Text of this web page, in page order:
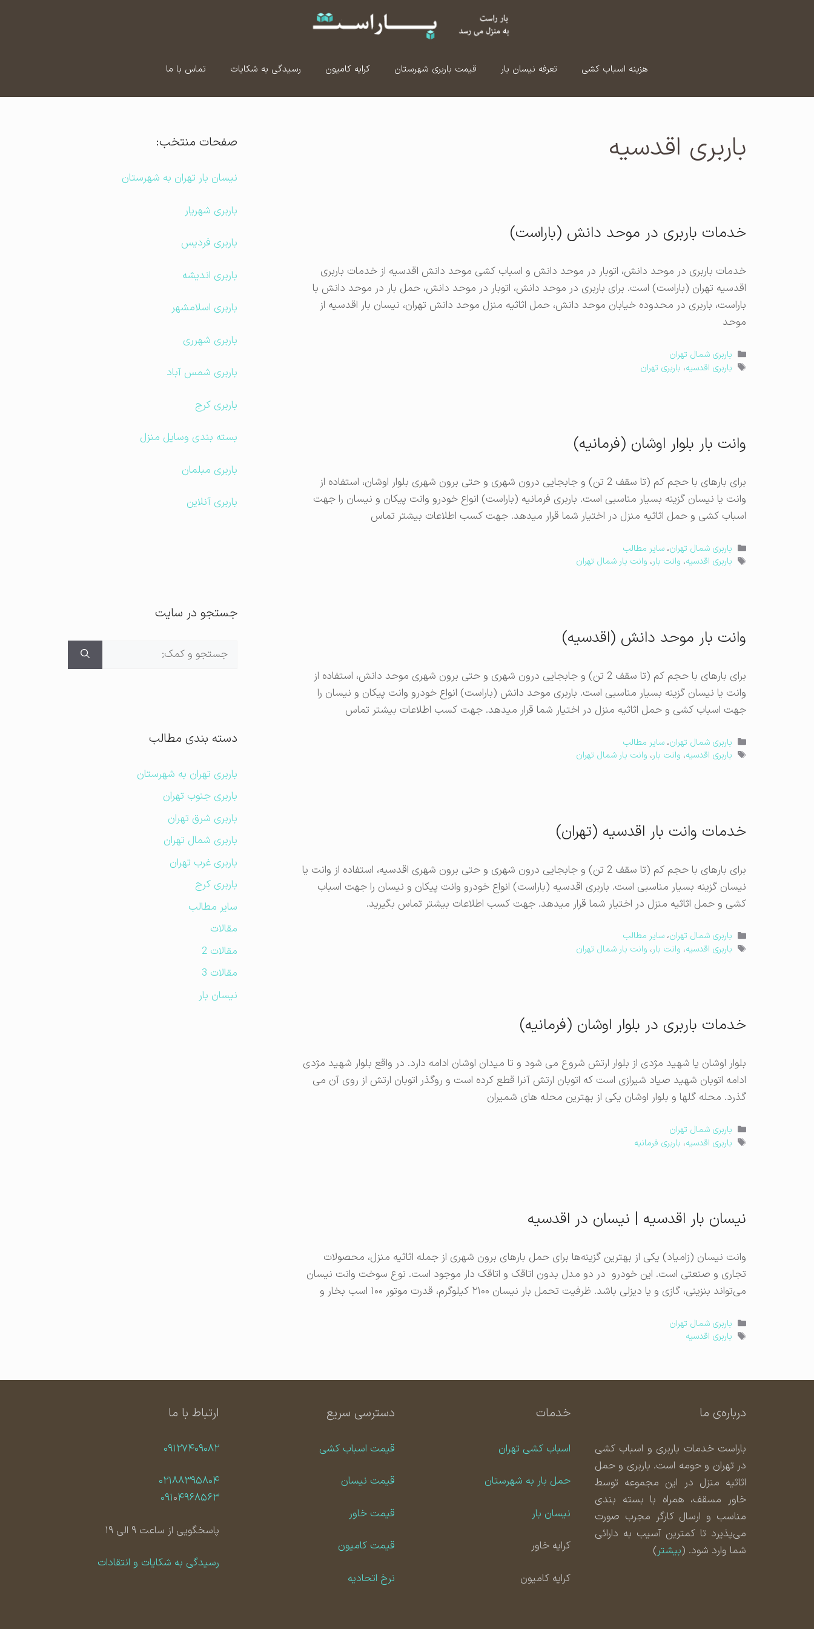
هزینه اسباب کشی تعرفه نیسان بار قیمت باربری شهرستان کرایه کامیون رسیدگی به شکایات تماس با ما
باربری اقدسیه
خدمات باربری در موحد دانش (باراست)
خدمات باربری در موحد دانش، اتوبار در موحد دانش و اسباب کشی موحد دانش اقدسیه از خدمات باربری
اقدسیه تهران (باراست) است. برای باربری در موحد دانش، اتوبار در موحد دانش، حمل بار در موحد دانش با
باراست، باربری در محدوده خیابان موحد دانش، حمل اثاثیه منزل موحد دانش تهران، نیسان بار اقدسیه از
موحد
دسته‌ها
باربری شمال تهران
برچسب‌ها
باربری اقدسیه، باربری تهران
وانت بار بلوار اوشان (فرمانیه)
برای بارهای با حجم کم (تا سقف 2 تن) و جابجایی درون شهری و حتی برون شهری بلوار اوشان، استفاده از
وانت یا نیسان گزینه بسیار مناسبی است. باربری فرمانیه (باراست) انواع خودرو وانت پیکان و نیسان را جهت
اسباب کشی و حمل اثاثیه منزل در اختیار شما قرار میدهد. جهت کسب اطلاعات بیشتر تماس
دسته‌ها
باربری شمال تهران،سایر مطالب
برچسب‌ها
باربری اقدسیه، وانت بار، وانت بار شمال تهران
وانت بار موحد دانش (اقدسیه)
برای بارهای با حجم کم (تا سقف 2 تن) و جابجایی درون شهری و حتی برون شهری موحد دانش، استفاده از
وانت یا نیسان گزینه بسیار مناسبی است. باربری موحد دانش (باراست) انواع خودرو وانت پیکان و نیسان را
جهت اسباب کشی و حمل اثاثیه منزل در اختیار شما قرار میدهد. جهت کسب اطلاعات بیشتر تماس
دسته‌ها
باربری شمال تهران،سایر مطالب
برچسب‌ها
باربری اقدسیه، وانت بار، وانت بار شمال تهران
خدمات وانت بار اقدسیه (تهران)
برای بارهای با حجم کم (تا سقف 2 تن) و جابجایی درون شهری و حتی برون شهری اقدسیه، استفاده از وانت یا
نیسان گزینه بسیار مناسبی است. باربری اقدسیه (باراست) انواع خودرو وانت پیکان و نیسان را جهت اسباب
کشی و حمل اثاثیه منزل در اختیار شما قرار میدهد. جهت کسب اطلاعات بیشتر تماس بگیرید.
دسته‌ها
باربری شمال تهران،سایر مطالب
برچسب‌ها
باربری اقدسیه، وانت بار، وانت بار شمال تهران
خدمات باربری در بلوار اوشان (فرمانیه)
بلوار اوشان یا شهید مژدی از بلوار ارتش شروع می شود و تا میدان اوشان ادامه دارد. در واقع بلوار شهید مژدی
ادامه اتوبان شهید صیاد شیرازی است که اتوبان ارتش آنرا قطع کرده است و روگذر اتوبان ارتش از روی آن می
گذرد. محله گلها و بلوار اوشان یکی از بهترین محله های شمیران
دسته‌ها
باربری شمال تهران
برچسب‌ها
باربری اقدسیه، باربری فرمانیه
نیسان بار اقدسیه | نیسان در اقدسیه
وانت نیسان (زامیاد) یکی از بهترین گزینه‌ها برای حمل بارهای برون شهری از جمله اثاثیه منزل، محصولات
تجاری و صنعتی است. این خودرو در دو مدل بدون اتاقک و اتاقک دار موجود است. نوع سوخت وانت نیسان
می‌تواند بنزینی، گازی و یا دیزلی باشد. ظرفیت تحمل بار نیسان ۲۱۰۰ کیلوگرم، قدرت موتور ۱۰۰ اسب بخار و
دسته‌ها
باربری شمال تهران
برچسب‌ها
باربری اقدسیه
صفحات منتخب:
نیسان بار تهران به شهرستان
باربری شهریار
باربری فردیس
باربری اندیشه
باربری اسلامشهر
باربری شهرری
باربری شمس آباد
باربری کرج
بسته بندی وسایل منزل
باربری مبلمان
باربری آنلاین
جستجو در سایت
جستجوی
دسته بندی مطالب
باربری تهران به شهرستان
باربری جنوب تهران
باربری شرق تهران
باربری شمال تهران
باربری غرب تهران
باربری کرج
سایر مطالب
مقالات
مقالات 2
مقالات 3
نیسان بار
درباره‌ی ما
باراست خدمات باربری و اسباب کشی
در تهران و حومه است. باربری و حمل
اثاثیه منزل در این مجموعه توسط
خاور مسقف، همراه با بسته بندی
مناسب و ارسال کارگر مجرب صورت
می‌پذیرد تا کمترین آسیب به دارائی
شما وارد شود. (بیشتر)
خدمات
اسباب کشی تهران
حمل بار به شهرستان
نیسان بار
کرایه خاور
کرایه کامیون
دسترسی سریع
قیمت اسباب کشی
قیمت نیسان
قیمت خاور
قیمت کامیون
نرخ اتحادیه
ارتباط با ما
۰۹۱۲۷۴۰۹۰۸۲
۰۲۱۸۸۳۹۵۸۰۴
۰۹۱۰۴۹۶۸۵۶۳
پاسخگویی از ساعت ۹ الی ۱۹
رسیدگی به شکایات و انتقادات